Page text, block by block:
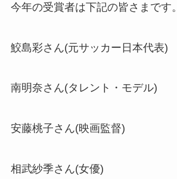
今年の受賞者は下記の皆さまです。
鮫島彩さん(元サッカー日本代表)
南明奈さん(タレント・モデル)
安藤桃子さん(映画監督)
相武紗季さん(女優)